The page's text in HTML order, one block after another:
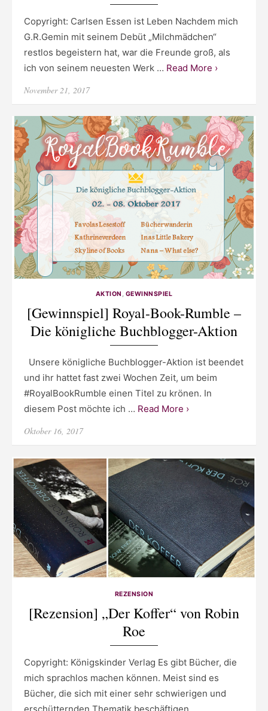
Copyright: Carlsen Essen ist Leben Nachdem mich
G.R.Gemin mit seinem Debüt „Milchmädchen“
restlos begeistern hat, war die Freunde groß, als
ich von seinem neuesten Werk … Read More ›
Posted
November 21, 2017
AKTION , GEWINNSPIEL
[Gewinnspiel] Royal-Book-Rumble –
Die königliche Buchblogger-Aktion
Unsere königliche Buchblogger-Aktion ist beendet
und ihr hattet fast zwei Wochen Zeit, um beim
#RoyalBookRumble einen Titel zu krönen. In
diesem Post möchte ich … Read More ›
Posted
Oktober 16, 2017
REZENSION
[Rezension] „Der Koffer“ von Robin
Roe
Copyright: Königskinder Verlag Es gibt Bücher, die
mich sprachlos machen können. Meist sind es
Bücher, die sich mit einer sehr schwierigen und
erschütternden Thematik beschäftigen …